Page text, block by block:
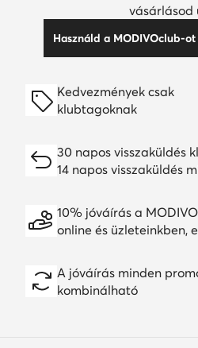
vásárlásod
Használd a MODIVOclub-ot
Kedvezmények csak
klubtagoknak
30 napos visszaküldés
14 napos visszaküldés
10% jóváírás a
online és üzleteinkben,
A jóváírás minden
kombinálható